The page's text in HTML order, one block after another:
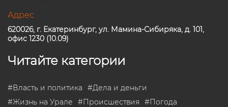
Адрес
620026, г. Екатеринбург, ул. Мамина-Сибиряка, д. 101,
офис 1230 (10.09)
Читайте категории
#Власть и политика #Дела и деньги
#Жизнь на Урале #Происшествия #Погода